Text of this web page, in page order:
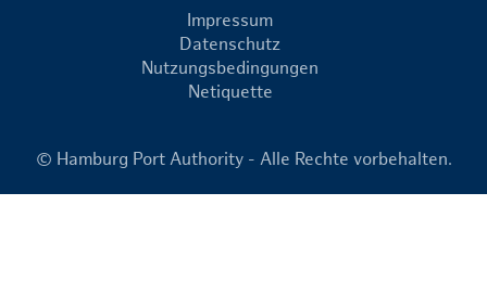
Impressum
Datenschutz
Nutzungsbedingungen
Netiquette
© Hamburg Port Authority - Alle Rechte vorbehalten.